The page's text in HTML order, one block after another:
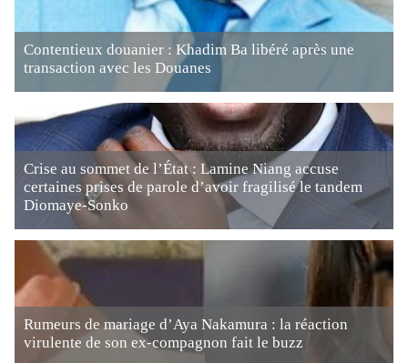
Contentieux douanier : Khadim Ba libéré après une
transaction avec les Douanes
Crise au sommet de l’État : Lamine Niang accuse
certaines prises de parole d’avoir fragilisé le tandem
Diomaye-Sonko
Rumeurs de mariage d’Aya Nakamura : la réaction
virulente de son ex-compagnon fait le buzz